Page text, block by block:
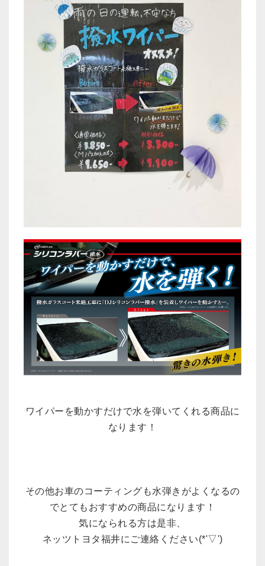
ワイパーを動かすだけで水を弾いてくれる商品に
なります！
その他お車のコーティングも水弾きがよくなるの
でとてもおすすめの商品になります！
気になられる方は是非、
ネッツトヨタ福井にご連絡ください(*'▽')